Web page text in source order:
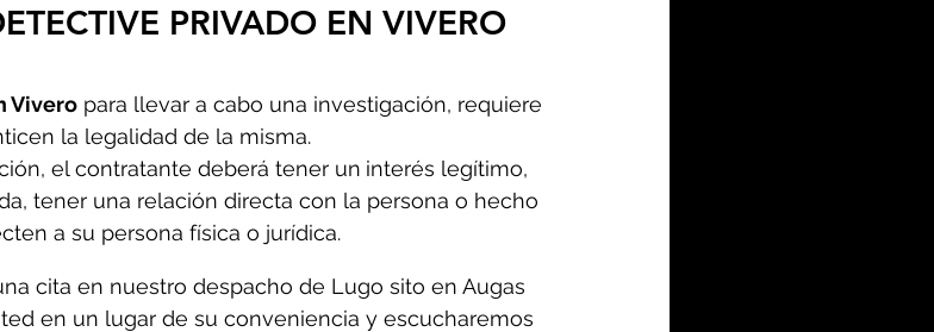
PRIVADO EN VIVERO
Vivero para llevar a cabo una investigación, requiere
la legalidad de la misma.
el contratante deberá tener un interés legítimo,
tener una relación directa con la persona o hecho
a su persona física o jurídica.
cita en nuestro despacho de Lugo sito en Augas
en un lugar de su conveniencia y escucharemos